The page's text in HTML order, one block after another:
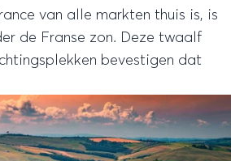
van alle markten thuis is, is
de Franse zon. Deze twaalf
bevestigen dat